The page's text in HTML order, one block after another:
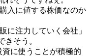
入に値する株価なのか
に注力していく会社」
きそう。
資に使うことが積極的